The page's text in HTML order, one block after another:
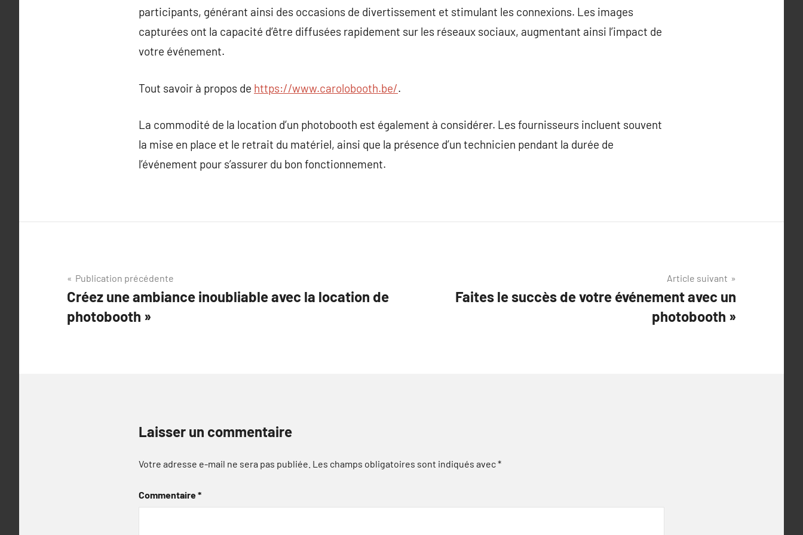
participants, générant ainsi des occasions de divertissement et stimulant les connexions. Les images
capturées ont la capacité d’être diffusées rapidement sur les réseaux sociaux, augmentant ainsi l’impact de
votre événement.
Tout savoir à propos de https://www.carolobooth.be/.
La commodité de la location d’un photobooth est également à considérer. Les fournisseurs incluent souvent
la mise en place et le retrait du matériel, ainsi que la présence d’un technicien pendant la durée de
l’événement pour s’assurer du bon fonctionnement.
Navigation
de
l’article
Publication précédente
Créez une ambiance inoubliable avec la location de
photobooth »
Article suivant
Faites le succès de votre événement avec un
photobooth »
Laisser un commentaire
Votre adresse e-mail ne sera pas publiée. Les champs obligatoires sont indiqués avec*
Commentaire*